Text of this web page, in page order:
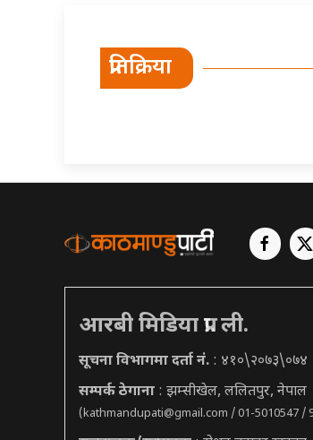
प्रतिक्रिया
आरबी मिडिया प्रा. ली.
सूचना विभागमा दर्ता नं. : ४१०\२०७३\०७४
सम्पर्क ठेगाना : झम्सीखेल, ललितपुर, नेपाल
(kathmandupati@gmail.com / 01-5010547 /